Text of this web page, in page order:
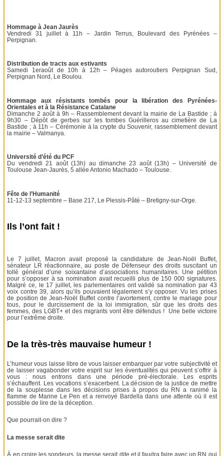
Hommage à Jean Jaurès
Vendredi 31 juillet à 11h – Jardin Terrus, Boulevard des Pyrénées –
Perpignan.
Distribution de tracts aux estivants
Samedi 1eraoût de 10h à 12h – Péages autoroutiers Perpignan Sud,
Perpignan Nord, Le Boulou.
Hommage aux résistants tombés pour la libération des Pyrénées-
Orientales et à la Résistance Catalane
Dimanche 2 août à 9h – Rassemblement devant la mairie de La Bastide ; à
9h30 – Dépôt de gerbes sur les tombes Guérilleros au cimetière de La
Bastide ; à 11h – Cérémonie à la crypte du Souvenir, rassemblement devant
la mairie – Valmanya.
Université d’été du PCF
Du vendredi 21 août (13h) au dimanche 23 août (13h) – Université de
Toulouse Jean-Jaurès, 5 allée Antonio Machado – Toulouse.
Fête de l’Humanité
11-12-13 septembre – Base 217, Le Plessis-Pâté – Bretigny-sur-Orge.
Ils l’ont fait !
Le 7 juillet, Macron avait proposé la candidature de Jean-Noël Buffet,
sénateur LR réactionnaire, au poste de Défenseur des droits suscitant un
tollé général d’une soixantaine d’associations humanitaires. Une pétition
pour s’opposer à sa nomination avait recueilli plus de 150 000 signatures.
Malgré ce, le 17 juillet, les parlementaires ont validé sa nomination par 43
voix contre 39, alors qu’ils pouvaient légalement s’y opposer. Vu les prises
de position de Jean-Noël Buffet contre l’avortement, contre le mariage pour
tous, pour le durcissement de la loi immigration, sûr que les droits des
femmes, des LGBT+ et des migrants vont être défendus ! Une belle victoire
pour l’extrême droite.
De la très-très mauvaise humeur !
L’humeur vous laisse libre de vous laisser embarquer par votre subjectivité et
de laisser vagabonder votre esprit sur les éventualités qui peuvent s’offrir à
vous : nous entrons dans une période pré-électorale. Les esprits
s’échauffent. Les vocations s’exacerbent. La décision de la justice de mettre
de la souplesse dans les décisions prises à propos du RN a ranimé la
flamme de Marine Le Pen et a renvoyé Bardella dans une attente où il est
possible de lire de la déception.
Que pourrait-on dire ?
La messe serait dite